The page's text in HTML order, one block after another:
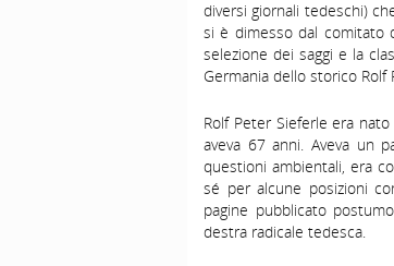
diversi giornali tedeschi)
si è dimesso dal comitato
selezione dei saggi e la
Germania dello storico Rolf
Rolf Peter Sieferle era
aveva 67 anni. Aveva un
questioni ambientali, era
sé per alcune posizioni
pagine pubblicato
destra radicale tedesca.